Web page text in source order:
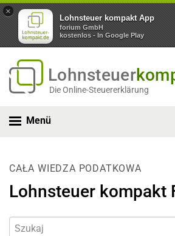
×
Lohnsteuer kompakt App
forium GmbH
kostenlos - In Google Play
Lohnsteuer
Die Online-Steuererklärung
Menü
CAŁA WIEDZA PODATKOWA
Lohnsteuer kompakt